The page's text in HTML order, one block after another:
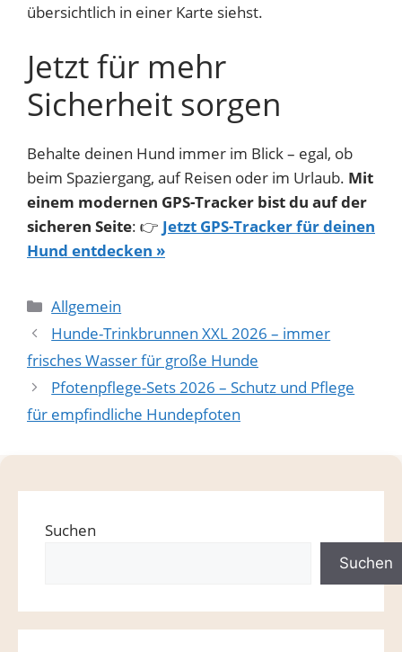
übersichtlich in einer Karte siehst.
Jetzt für mehr
Sicherheit sorgen
Behalte deinen Hund immer im Blick – egal, ob
beim Spaziergang, auf Reisen oder im Urlaub. Mit
einem modernen GPS-Tracker bist du auf der
sicheren Seite: 👉 Jetzt GPS-Tracker für deinen
Hund entdecken »
Kategorien
Allgemein
Hunde-Trinkbrunnen XXL 2026 – immer
frisches Wasser für große Hunde
Pfotenpflege-Sets 2026 – Schutz und Pflege
für empfindliche Hundepfoten
Suchen
Suchen